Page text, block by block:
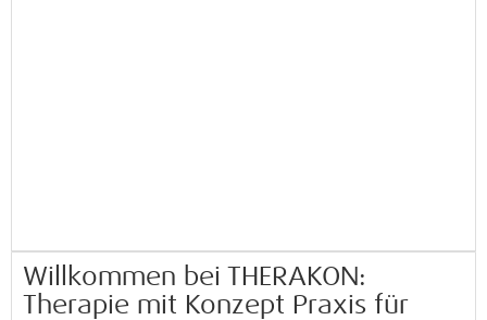
Willkommen bei THERAKON:
Therapie mit Konzept Praxis für